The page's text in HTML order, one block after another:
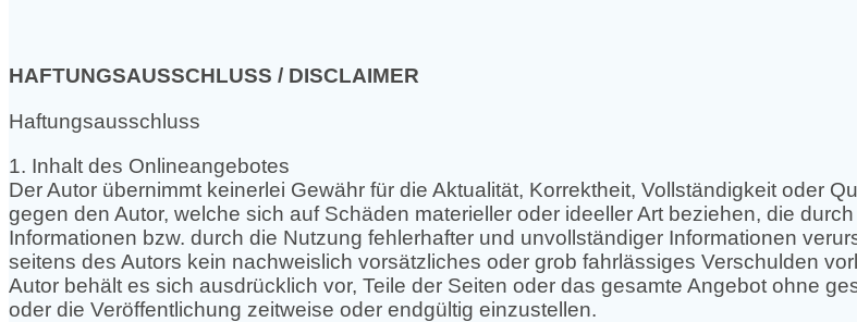
HAFTUNGSAUSSCHLUSS / DISCLAIMER
Haftungsausschluss
1. Inhalt des Onlineangebotes
Der Autor übernimmt keinerlei Gewähr für die Aktualität, Korrektheit, Vollständigkeit oder
gegen den Autor, welche sich auf Schäden materieller oder ideeller Art beziehen, die
Informationen bzw. durch die Nutzung fehlerhafter und unvollständiger Informationen
seitens des Autors kein nachweislich vorsätzliches oder grob fahrlässiges Verschulden
Autor behält es sich ausdrücklich vor, Teile der Seiten oder das gesamte Angebot ohne
oder die Veröffentlichung zeitweise oder endgültig einzustellen.